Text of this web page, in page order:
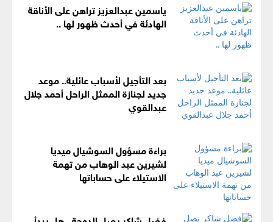
ياسمين عبدالعزيز تراهن على الأناقة
الهادئة في أحدث ظهور لها ..
بعد التأجيل لأسباب عائلية.. موعد
جديد لجنازة الممثل الراحل أحمد جلال
عبدالقوي
براءة مسؤول السوشيال ميديا
لشيرين عبد الوهاب من تهمة
الاستيلاء على حساباتها